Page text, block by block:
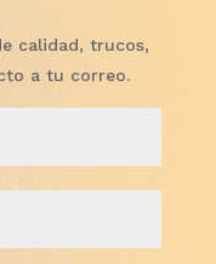
calidad, trucos,
a tu correo.